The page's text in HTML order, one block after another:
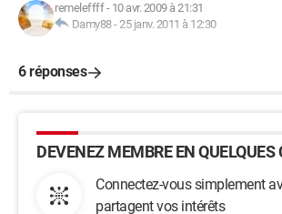
remeleffff- 10 avr. 2009 à 21:31
Damy88-25 janv. 2011 à 12:30
6 réponses
DEVENEZ MEMBRE EN QUELQUES
Connectez-vous simplement
partagent vos intérêts